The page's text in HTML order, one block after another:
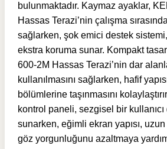
bulunmaktadır. Kaymaz ayaklar,
Hassas Terazi’nin çalışma
sağlarken, şok emici destek
ekstra koruma sunar. Kompakt
600-2M Hassas Terazi’nin dar
kullanılmasını sağlarken, hafif
bölümlerine taşınmasını
kontrol paneli, sezgisel bir
sunarken, eğimli ekran yapısı,
göz yorgunluğunu azaltmaya